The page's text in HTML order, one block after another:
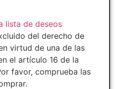
lista de deseos
del derecho de
virtud de una de las
el artículo 16 de la
favor, comprueba las